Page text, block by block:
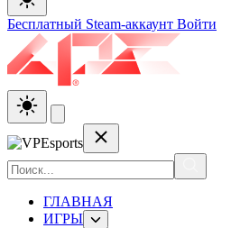
Бесплатный Steam-аккаунт Войти
ГЛАВНАЯ
ИГРЫ